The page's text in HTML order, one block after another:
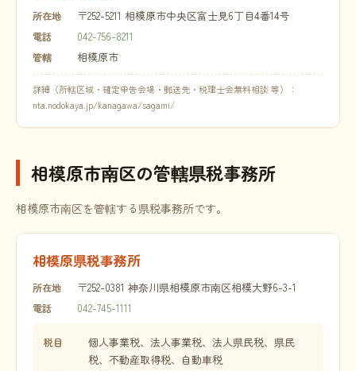
所在地 〒252-5211 相模原市中央区富士見6丁目4番14号
電話 042-756-8211
管轄 相模原市
詳細（所轄区域・確定申告会場・郵送先・税理士会無料相談 等）：
nta.nodokaya.jp/kanagawa/sagami/
相模原市南区の管轄県税事務所
相模原市南区を管轄する県税事務所です。
相模原県税事務所
所在地 〒252-0381 神奈川県相模原市南区相模大野6-3-1
電話 042-745-1111
税目
個人事業税、法人事業税、法人県民税、県民
税、不動産取得税、自動車税